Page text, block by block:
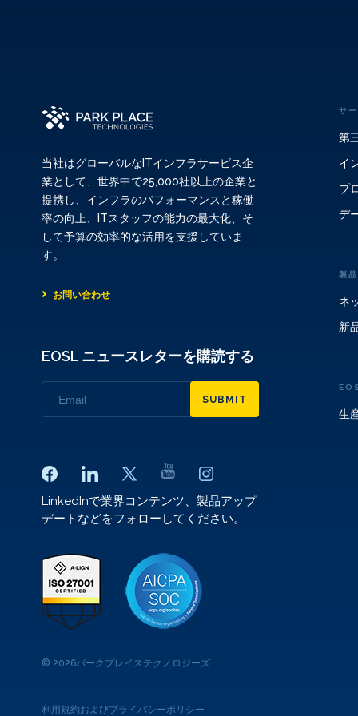
当社はグローバルなITインフラサービス企
業として、世界中で25,000社以上の企業と
提携し、インフラのパフォーマンスと稼働
率の向上、ITスタッフの能力の最大化、そ
して予算の効率的な活用を支援していま
す。
お問い合わせ
EOSL ニュースレターを購読する
SUBMIT
LinkedInで業界コンテンツ、製品アップ
デートなどをフォローしてください。
© 2026パークプレイステクノロジーズ
利用規約およびプライバシーポリシー
サ
第
イ
プ
デ
製品
ネ
新
生